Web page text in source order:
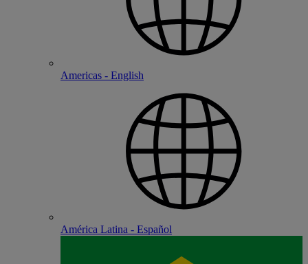
Americas - English
América Latina - Español